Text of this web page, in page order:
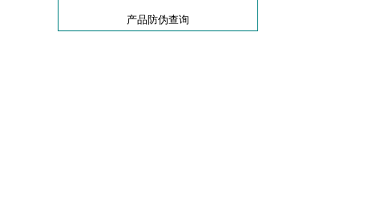
产品防伪查询